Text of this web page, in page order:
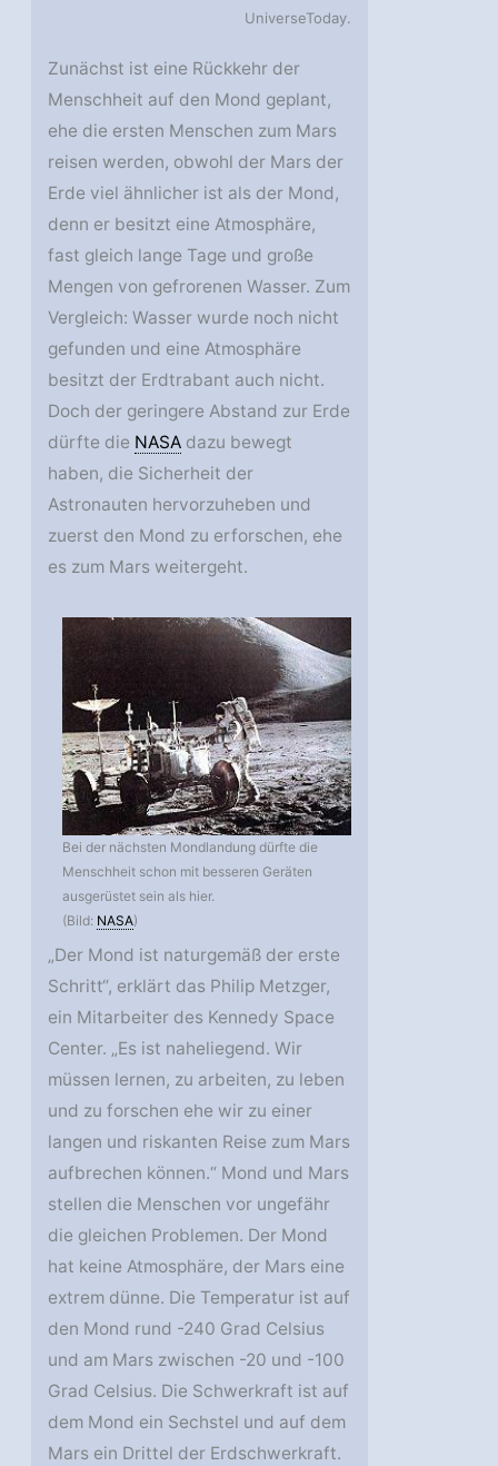
UniverseToday.
Zunächst ist eine Rückkehr der
Menschheit auf den Mond geplant,
ehe die ersten Menschen zum Mars
reisen werden, obwohl der Mars der
Erde viel ähnlicher ist als der Mond,
denn er besitzt eine Atmosphäre,
fast gleich lange Tage und große
Mengen von gefrorenen Wasser. Zum
Vergleich: Wasser wurde noch nicht
gefunden und eine Atmosphäre
besitzt der Erdtrabant auch nicht.
Doch der geringere Abstand zur Erde
dürfte die NASA dazu bewegt
haben, die Sicherheit der
Astronauten hervorzuheben und
zuerst den Mond zu erforschen, ehe
es zum Mars weitergeht.
Bei der nächsten Mondlandung dürfte die
Menschheit schon mit besseren Geräten
ausgerüstet sein als hier.
(Bild: NASA)
„Der Mond ist naturgemäß der erste
Schritt“, erklärt das Philip Metzger,
ein Mitarbeiter des Kennedy Space
Center. „Es ist naheliegend. Wir
müssen lernen, zu arbeiten, zu leben
und zu forschen ehe wir zu einer
langen und riskanten Reise zum Mars
aufbrechen können.“ Mond und Mars
stellen die Menschen vor ungefähr
die gleichen Problemen. Der Mond
hat keine Atmosphäre, der Mars eine
extrem dünne. Die Temperatur ist auf
den Mond rund -240 Grad Celsius
und am Mars zwischen -20 und -100
Grad Celsius. Die Schwerkraft ist auf
dem Mond ein Sechstel und auf dem
Mars ein Drittel der Erdschwerkraft.